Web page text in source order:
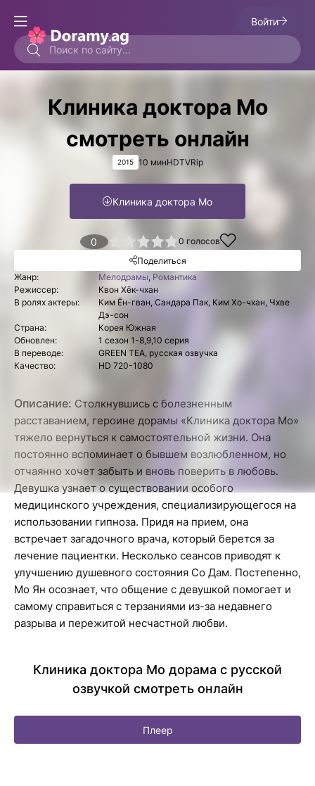
Войти
Клиника доктора Мо
смотреть онлайн
2015 10 минHDTVRip
Клиника доктора Мо
0
4 5 0 голосов
Поделиться
Жанр:
Мелодрамы, Романтика
Режиссер:
Квон Хёк-чхан
В ролях актеры:
Ким Ён-гван, Сандара Пак, Ким Хо-чхан, Чхве
Дэ-сон
Страна:
Корея Южная
Обновлен:
1 сезон 1-8,9,10 серия
В переводе:
GREEN TEA, русская озвучка
Качество:
HD 720-1080
Описание: Столкнувшись с болезненным
расставанием, героине дорамы «Клиника доктора Мо»
тяжело вернуться к самостоятельной жизни. Она
постоянно вспоминает о бывшем возлюбленном, но
отчаянно хочет забыть и вновь поверить в любовь.
Девушка узнает о существовании особого
медицинского учреждения, специализирующегося на
использовании гипноза. Придя на прием, она
встречает загадочного врача, который берется за
лечение пациентки. Несколько сеансов приводят к
улучшению душевного состояния Со Дам. Постепенно,
Мо Ян осознает, что общение с девушкой помогает и
самому справиться с терзаниями из-за недавнего
разрыва и пережитой несчастной любви.
Клиника доктора Мо дорама с русской
озвучкой смотреть онлайн
Плеер